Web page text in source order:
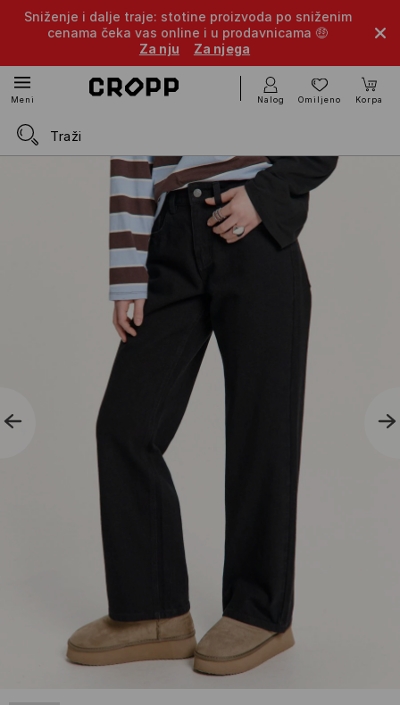
Sniženje i dalje traje: stotine proizvoda po sniženim
cenama čeka vas online i u prodavnicama 🤑
Za nju
Za njega
Meni Nalog Omiljeno Korpa